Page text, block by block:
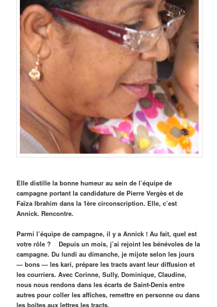
Elle distille la bonne humeur au sein de l’équipe de
campagne portant la candidature de Pierre Vergès et de
Faïza Ibrahim dans la 1ère circonscription. Elle, c’est
Annick. Rencontre.
Parmi l’équipe de campagne, il y a Annick ! Au fait, quel est
votre rôle ? Depuis un mois, j’ai rejoint les bénévoles de la
campagne. Du lundi au dimanche, je mijote selon les jours
— bons — les kari, prépare les tracts avant leur diffusion et
les courriers. Avec Corinne, Sully, Dominique, Claudine,
nous nous rendons dans les écarts de Saint-Denis entre
autres pour coller les affiches, remettre en personne ou dans
les boîtes aux lettres les tracts.